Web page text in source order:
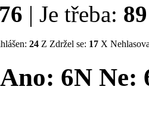
| Je třeba: 89
24 Z Zdržel se: 17 X
6N Ne: